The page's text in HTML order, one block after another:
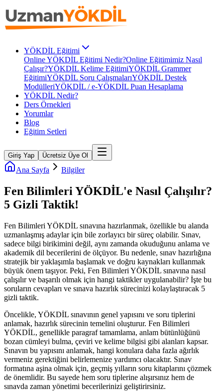
YÖKDİL Eğitimi
Online YÖKDİL Eğitimi Nedir?Online Eğitimimiz Nasıl
Çalışır?YÖKDİL Kelime EğitimiYÖKDİL Grammer
EğitimiYÖKDİL Soru ÇalışmalarıYÖKDİL Destek
ModülleriYÖKDİL / e-YÖKDİL Puan Hesaplama
YÖKDİL Nedir?
Ders Örnekleri
Yorumlar
Blog
Eğitim Setleri
Giriş Yap Ücretsiz Üye Ol
Ana Sayfa Bilgiler
Fen Bilimleri YÖKDİL'e Nasıl Çalışılır?
5 Gizli Taktik!
Fen Bilimleri YÖKDİL sınavına hazırlanmak, özellikle bu alanda
uzmanlaşmış adaylar için bile zorlayıcı bir süreç olabilir. Sınav,
sadece bilgi birikimini değil, aynı zamanda okuduğunu anlama ve
akademik dil becerilerini de ölçüyor. Bu nedenle, sınav hazırlığına
stratejik bir yaklaşımla başlamak ve doğru kaynakları kullanmak
büyük önem taşıyor. Peki, Fen Bilimleri YÖKDİL sınavına nasıl
çalışılır ve başarılı olmak için hangi taktikler uygulanabilir? İşte bu
soruların cevapları ve sınava hazırlık sürecinizi kolaylaştıracak 5
gizli taktik.
Öncelikle, YÖKDİL sınavının genel yapısını ve soru tiplerini
anlamak, hazırlık sürecinin temelini oluşturur. Fen Bilimleri
YÖKDİL, genellikle paragraf tamamlama, anlam bütünlüğünü
bozan cümleyi bulma, çeviri ve kelime bilgisi gibi alanları kapsar.
Sınavın bu yapısını anlamak, hangi konulara daha fazla ağırlık
vermeniz gerektiğini belirlemenize yardımcı olacaktır. Sınav
formatına aşina olmak için, geçmiş yılların soru kitaplarını çözmek
de önemlidir. Bu sayede hem soru tiplerine alışırsınız hem de
sınavda zaman yönetimi becerilerinizi geliştirirsiniz.